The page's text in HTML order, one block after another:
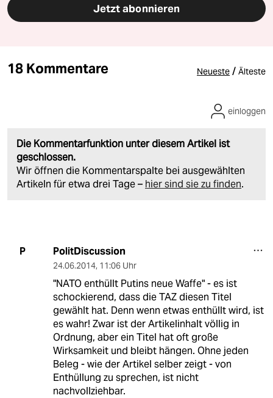
Jetzt abonnieren
18 Kommentare Neueste / Älteste
Die Kommentarfunktion unter diesem Artikel ist
geschlossen.
Wir öffnen die Kommentarspalte bei ausgewählten
Artikeln für etwa drei Tage – hier sind sie zu finden.
einloggen
P PolitDiscussion
24.06.2014, 11:06 Uhr
"NATO enthüllt Putins neue Waffe" - es ist
schockierend, dass die TAZ diesen Titel
gewählt hat. Denn wenn etwas enthüllt wird, ist
es wahr! Zwar ist der Artikelinhalt völlig in
Ordnung, aber ein Titel hat oft große
Wirksamkeit und bleibt hängen. Ohne jeden
Beleg - wie der Artikel selber zeigt - von
Enthüllung zu sprechen, ist nicht
nachvollziehbar.